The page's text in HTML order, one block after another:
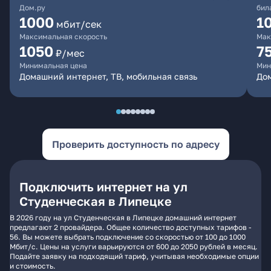
Дом.ру
1000 мбит/сек
Максимальная скорость
1050 ₽/мес
Минимальная цена
Домашний интернет, ТВ, мобильная связь
Проверить доступность по адресу
Подключить интернет на ул
Студенческая в Липецке
В 2026 году на ул Студенческая в Липецке домашний интернет
предлагают 2 провайдера. Общее количество доступных тарифов -
56. Вы можете выбрать подключение со скоростью от 100 до 1000
Мбит/с. Цены на услуги варьируются от 600 до 2050 рублей в месяц.
Подайте заявку на подходящий тариф, учитывая необходимые опции
и стоимость.